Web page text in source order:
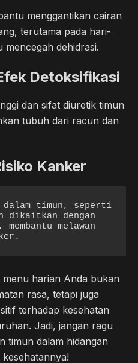
menggantikan cairan
terutama pada hari-
mencegah dehidrasi.
Detoksifikasi
dan sifat diuretik timun
tubuh dari racun dan
Kanker
timun, seperti
dengan
melawan
harian Anda bukan
rasa, tetapi juga
terhadap kesehatan
Jadi, jangan ragu
timun dalam hidangan